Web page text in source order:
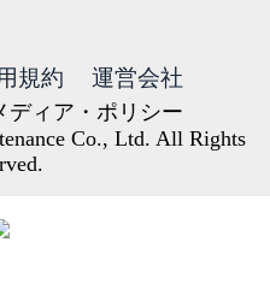
規約 運営会社
ディア・ポリシー
Co., Ltd. All Rights